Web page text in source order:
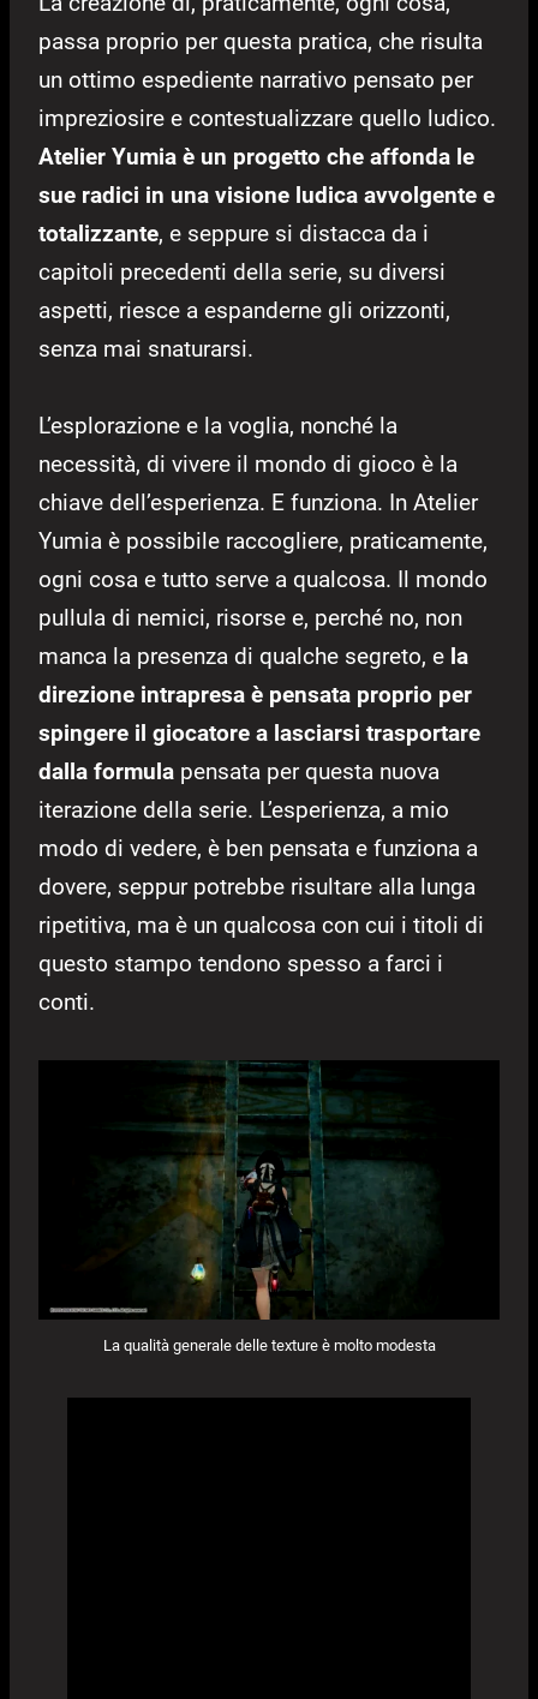
passa proprio per questa pratica, che risulta
un ottimo espediente narrativo pensato per
impreziosire e contestualizzare quello ludico.
Atelier Yumia è un progetto che affonda le
sue radici in una visione ludica avvolgente e
totalizzante, e seppure si distacca da i
capitoli precedenti della serie, su diversi
aspetti, riesce a espanderne gli orizzonti,
senza mai snaturarsi.
L’esplorazione e la voglia, nonché la
necessità, di vivere il mondo di gioco è la
chiave dell’esperienza. E funziona. In Atelier
Yumia è possibile raccogliere, praticamente,
ogni cosa e tutto serve a qualcosa. Il mondo
pullula di nemici, risorse e, perché no, non
manca la presenza di qualche segreto, e la
direzione intrapresa è pensata proprio per
spingere il giocatore a lasciarsi trasportare
dalla formula pensata per questa nuova
iterazione della serie. L’esperienza, a mio
modo di vedere, è ben pensata e funziona a
dovere, seppur potrebbe risultare alla lunga
ripetitiva, ma è un qualcosa con cui i titoli di
questo stampo tendono spesso a farci i
conti.
La qualità generale delle texture è molto modesta